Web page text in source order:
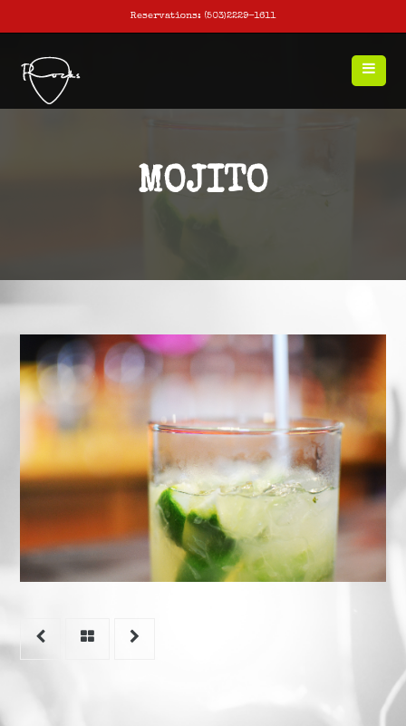
Step 1: Select
date and time
Reservations: (503)2229-1611
MOJITO